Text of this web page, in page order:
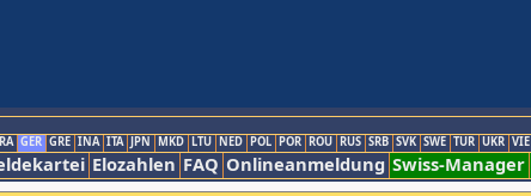
GER GRE INA ITA JPN MKD LTU NED POL POR ROU RUS SRB SVK SWE TUR UKR VIE
Elozahlen FAQ Onlineanmeldung Swiss-Manager